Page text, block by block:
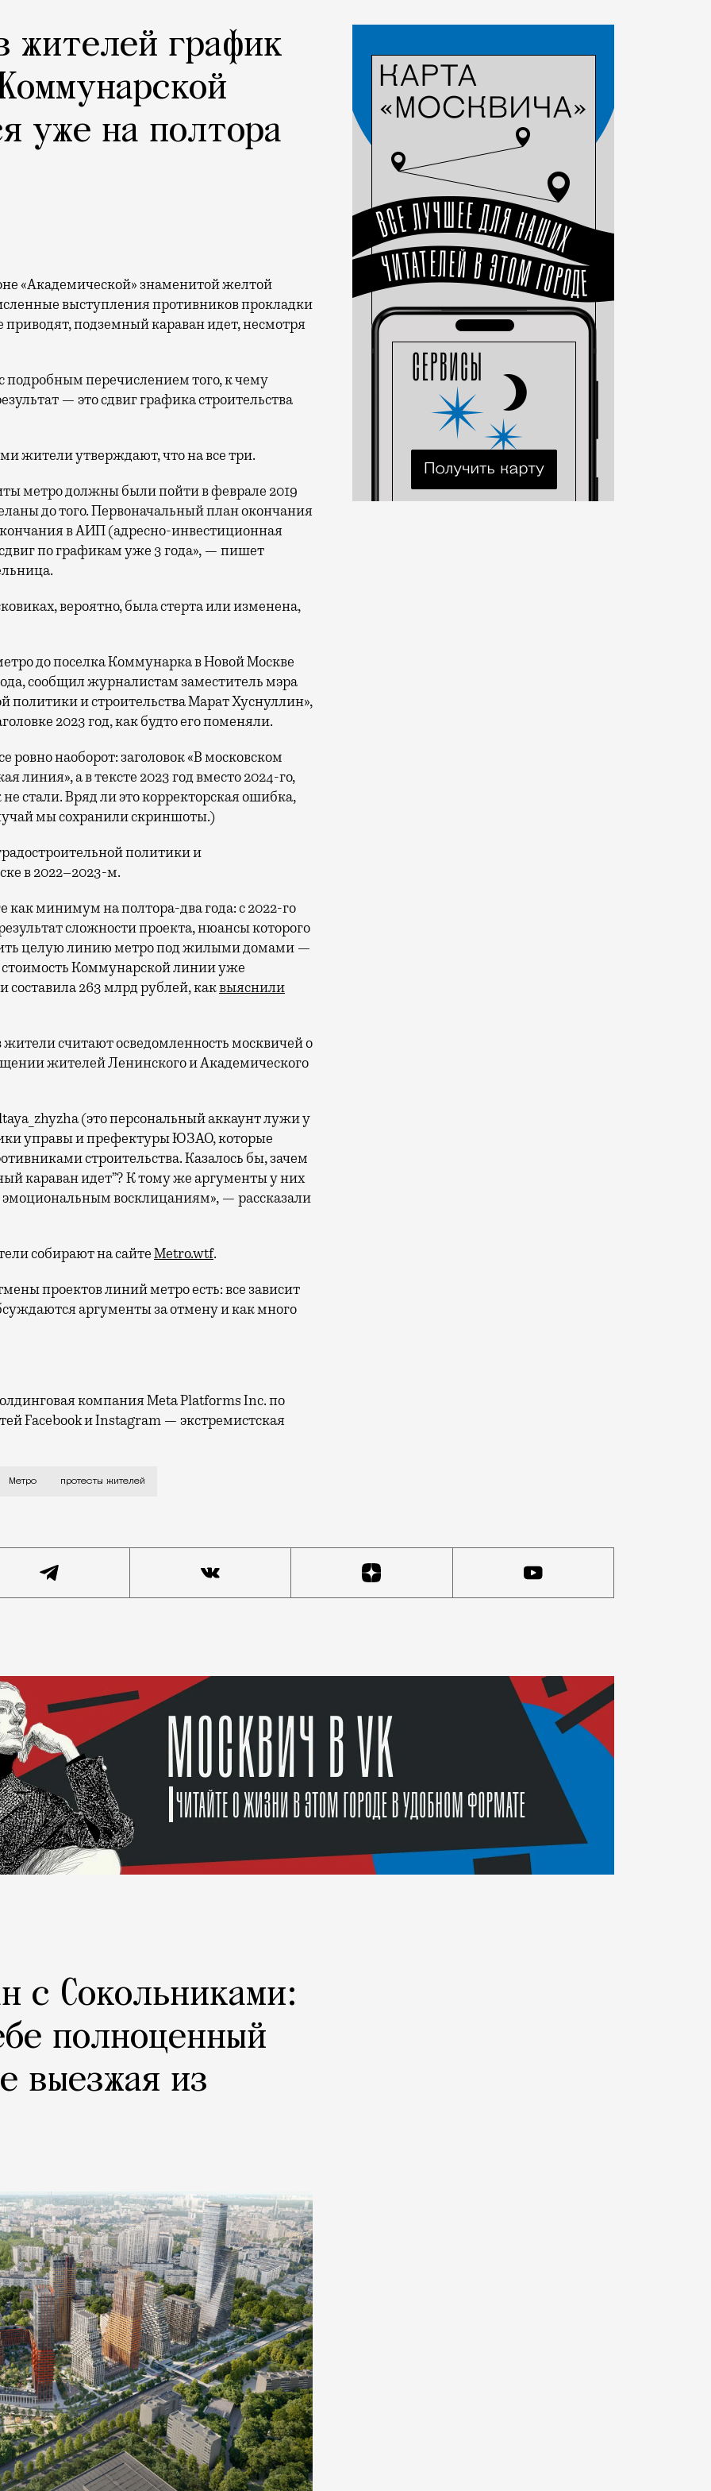
жителей график
уже на полтора
выступления противников прокладки
подземный караван идет, несмотря
подробным перечислением того, к чему
— это сдвиг графика строительства
жители утверждают, что на все три.
метро должны были пойти в феврале 2019
до того. Первоначальный план окончания
в АИП (адресно-инвестиционная
по графикам уже 3 года», — пишет
вероятно, была стерта или изменена,
до поселка Коммунарка в Новой Москве
сообщил журналистам заместитель мэра
политики и строительства Марат Хуснуллин»,
2023 год, как будто его поменяли.
ровно наоборот: заголовок «В московском
линия», а в тексте 2023 год вместо 2024-го,
не стали. Вряд ли это корректорская ошибка,
мы сохранили скриншоты.)
политики и
в 2022–2023-м.
как минимум на полтора-два года: с 2022-го
сложности проекта, нюансы которого
целую линию метро под жилыми домами —
Коммунарской линии уже
составила 263 млрд рублей, каквыяснили
считают осведомленность москвичей о
жителей Ленинского и Академического
(это персональный аккаунт лужи у
управы и префектуры ЮЗАО, которые
строительства. Казалось бы, зачем
караван идет”? К тому же аргументы у них
эмоциональным восклицаниям», — рассказали
собирают на сайтеMetro.wtf.
проектов линий метро есть: все зависит
аргументы за отмену и как много
компания Meta Platforms Inc. по
Facebook и Instagram — экстремистская
Метро протесты жителей
с Сокольниками:
полноценный
выезжая из